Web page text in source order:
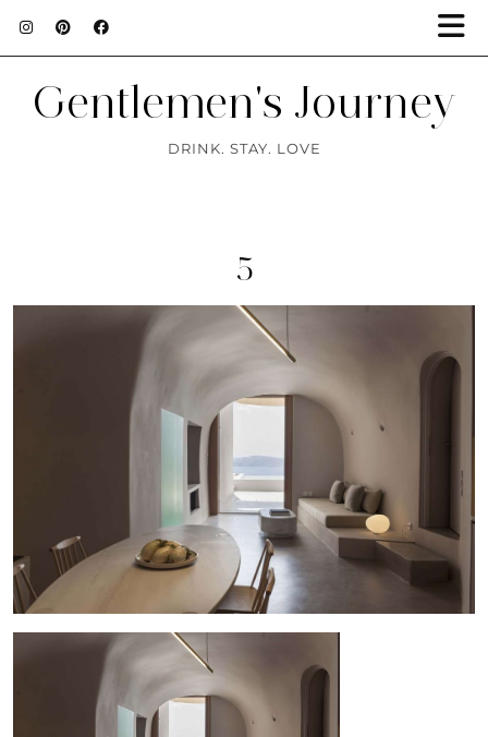
Gentlemen's Journey
DRINK. STAY. LOVE
5